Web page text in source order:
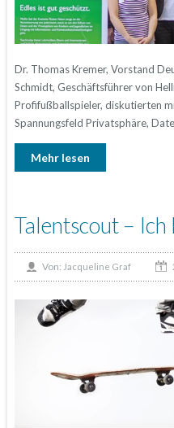
Dr. Thomas Kremer, Vorstand
Schmidt, Geschäftsführer von
Profifußballspieler, diskutierten
Spannungsfeld Privatsphäre,
Mehr lesen
Talentscout – Ich
Von: Jacqueline Graf